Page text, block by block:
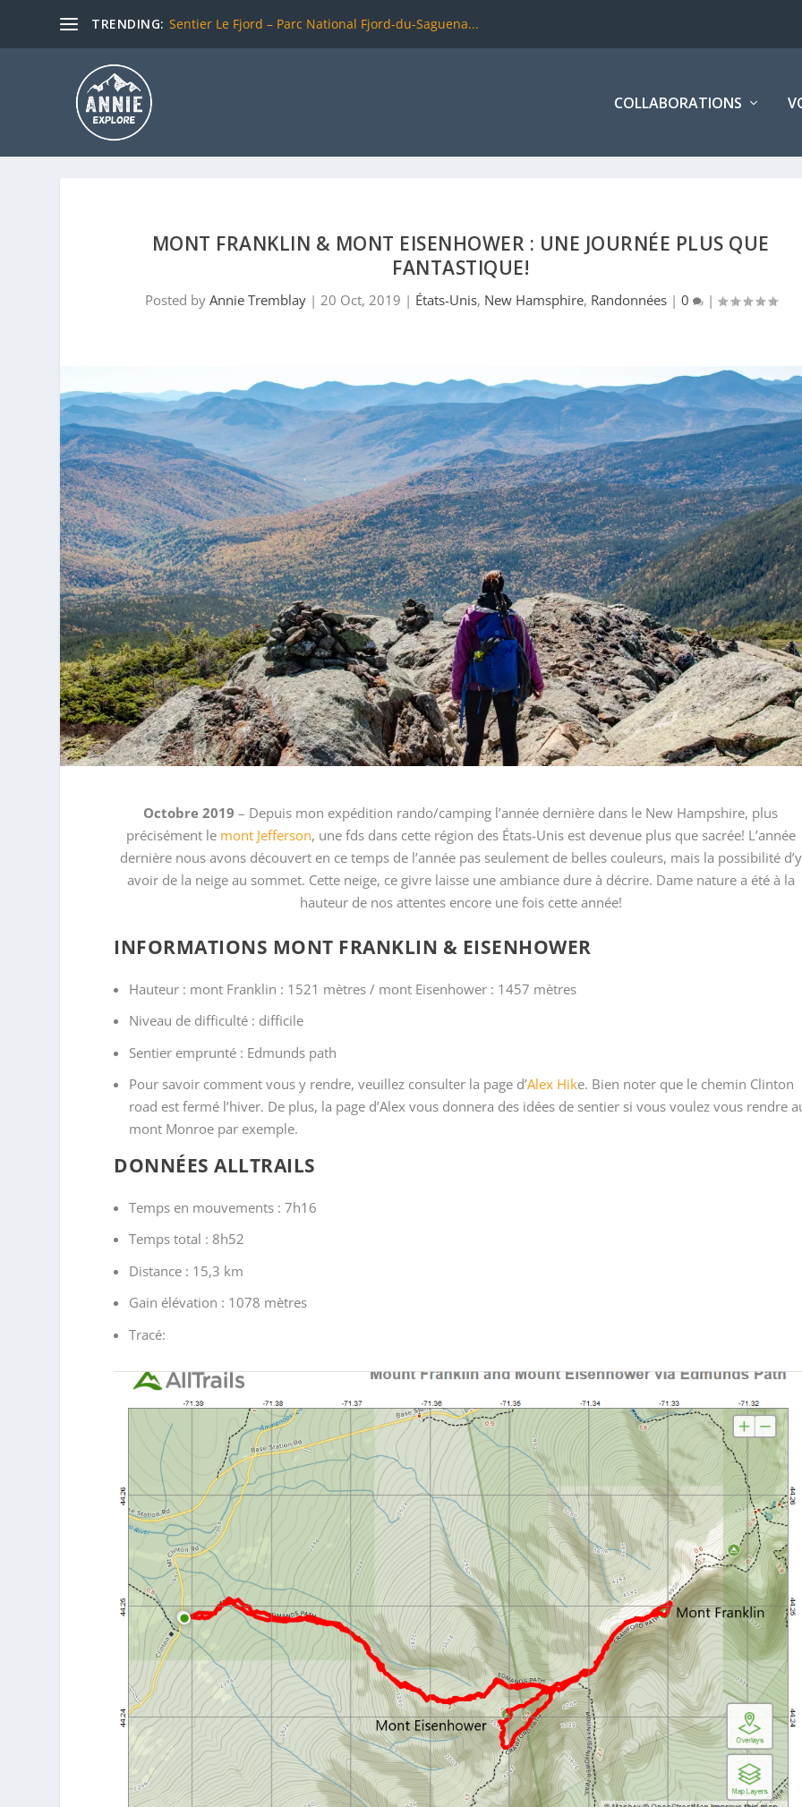
TRENDING: Sentier Le Fjord – Parc National Fjord-du-Saguena...
COLLABORATIONS
MONT FRANKLIN & MONT EISENHOWER : UNE JOURNÉE PLUS QUE
FANTASTIQUE!
Posted by Annie Tremblay| 20 Oct, 2019 | États-Unis, New Hamsphire, Randonnées| 0 |
Octobre 2019 – Depuis mon expédition rando/camping l’année dernière dans le New Hampshire, plus
précisément le mont Jefferson, une fds dans cette région des États-Unis est devenue plus que sacrée! L’année
dernière nous avons découvert en ce temps de l’année pas seulement de belles couleurs, mais la possibilité d’y
avoir de la neige au sommet. Cette neige, ce givre laisse une ambiance dure à décrire. Dame nature a été à la
hauteur de nos attentes encore une fois cette année!
INFORMATIONS MONT FRANKLIN & EISENHOWER
Hauteur : mont Franklin : 1521 mètres / mont Eisenhower : 1457 mètres
Niveau de difficulté : difficile
Sentier emprunté : Edmunds path
Pour savoir comment vous y rendre, veuillez consulter la page d’Alex Hike. Bien noter que le chemin Clinton
road est fermé l’hiver. De plus, la page d’Alex vous donnera des idées de sentier si vous voulez vous rendre
mont Monroe par exemple.
DONNÉES ALLTRAILS
Temps en mouvements : 7h16
Temps total : 8h52
Distance : 15,3 km
Gain élévation : 1078 mètres
Tracé: